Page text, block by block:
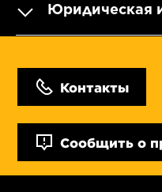
Юридическая
Контакты
Сообщить о